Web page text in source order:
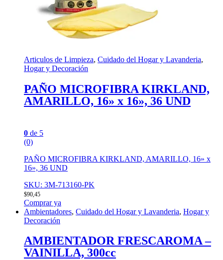
Articulos de Limpieza, Cuidado del Hogar y Lavanderia,
Hogar y Decoración
PAÑO MICROFIBRA KIRKLAND,
AMARILLO, 16» x 16», 36 UND
0 de 5
(0)
PAÑO MICROFIBRA KIRKLAND, AMARILLO, 16» x
16», 36 UND
SKU: 3M-713160-PK
$90,45
Comprar ya
Ambientadores, Cuidado del Hogar y Lavanderia, Hogar y
Decoración
AMBIENTADOR FRESCAROMA –
VAINILLA, 300cc